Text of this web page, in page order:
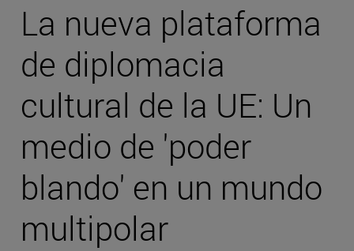
La nueva plataforma
de diplomacia
cultural de la UE: Un
medio de 'poder
blando' en un mundo
multipolar